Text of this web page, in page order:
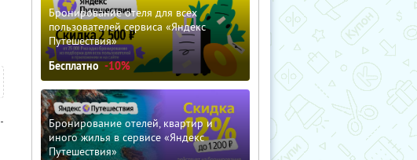
Бронирование отеля для всех
пользователей сервиса «Яндекс
Путешествия»
Бесплатно -10%
Бронирование отелей, квартир и
иного жилья в сервисе «Яндекс
Путешествия»